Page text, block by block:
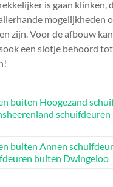
is gaan klinken,
mogelijkheden
zijn. Voor de afbouw
een slotje behoord
buiten Hoogezand
schuifdeuren
buiten Annen
buiten Dwingeloo